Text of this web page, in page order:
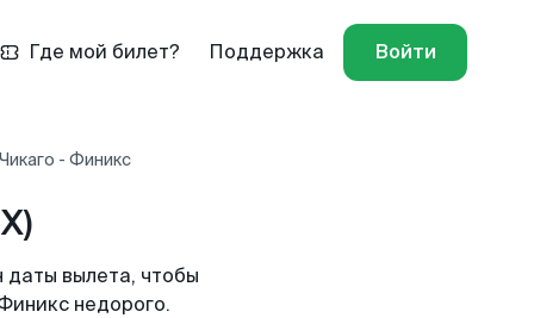
Где мой билет? Поддержка Войти
- Финикс
вылета, чтобы
недорого.